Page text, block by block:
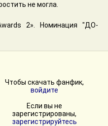
не могла.
2». Номинация "ДО-
Чтобы скачать фанфик,
войдите
Если вы не
зарегистрированы,
зарегистрируйтесь